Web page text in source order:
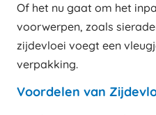
Of het nu gaat om het
voorwerpen, zoals
zijdevloei voegt een
verpakking.
Voordelen van